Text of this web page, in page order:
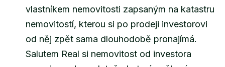
vlastníkem nemovitosti zapsaným na katastru
nemovitostí, kterou si po prodeji investorovi
od něj zpět sama dlouhodobě pronajímá.
Salutem Real si nemovitost od investora